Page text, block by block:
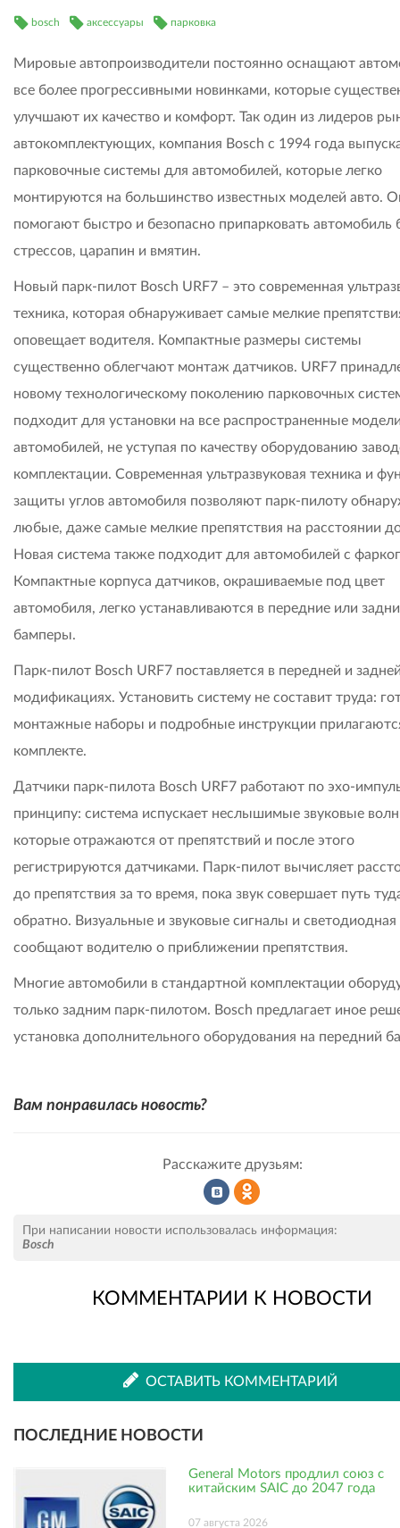
bosch аксессуары парковка
Мировые автопроизводители постоянно оснащают
все более прогрессивными новинками, которые
улучшают их качество и комфорт. Так один из лидеров
автокомплектующих, компания Bosch с 1994 года
парковочные системы для автомобилей, которые легко
монтируются на большинство известных моделей авто.
помогают быстро и безопасно припарковать автомобиль
стрессов, царапин и вмятин.
Новый парк-пилот Bosch URF7 – это современная
техника, которая обнаруживает самые мелкие
оповещает водителя. Компактные размеры системы
существенно облегчают монтаж датчиков. URF7
новому технологическому поколению парковочных
подходит для установки на все распространенные
автомобилей, не уступая по качеству оборудованию
комплектации. Современная ультразвуковая техника и
защиты углов автомобиля позволяют парк-пилоту
любые, даже самые мелкие препятствия на расстоянии
Новая система также подходит для автомобилей с
Компактные корпуса датчиков, окрашиваемые под цвет
автомобиля, легко устанавливаются в передние или
бамперы.
Парк-пилот Bosch URF7 поставляется в передней и
модификациях. Установить систему не составит труда:
монтажные наборы и подробные инструкции
комплекте.
Датчики парк-пилота Bosch URF7 работают по эхо-
принципу: система испускает неслышимые звуковые
которые отражаются от препятствий и после этого
регистрируются датчиками. Парк-пилот вычисляет
до препятствия за то время, пока звук совершает путь
обратно. Визуальные и звуковые сигналы и светодиодная
сообщают водителю о приближении препятствия.
Многие автомобили в стандартной комплектации
только задним парк-пилотом. Bosch предлагает иное
установка дополнительного оборудования на передний
Вам понравилась новость?
Расскажите друзьям:
во
ВКонтакте
Одноклассниках
При написании новости использовалась информация:
Bosch
КОММЕНТАРИИ К НОВОСТИ
ОСТАВИТЬ КОММЕНТАРИЙ
ПОСЛЕДНИЕ НОВОСТИ
General Motors продлил союз с
китайским SAIC до 2047 года
07 августа 2026